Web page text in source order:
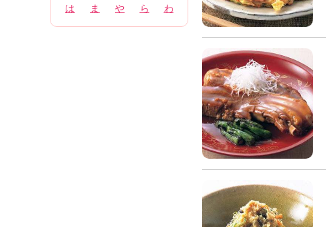
は
ま や ら わ